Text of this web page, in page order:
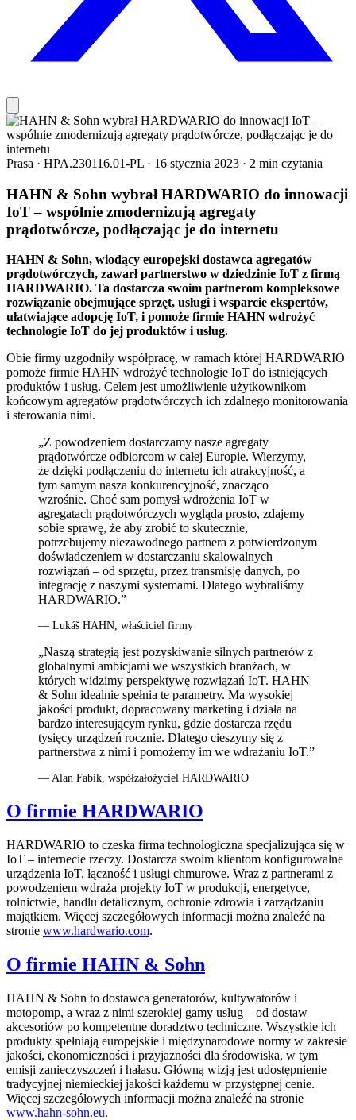
Prasa · HPA.230116.01-PL · 16 stycznia 2023 · 2 min czytania
HAHN & Sohn wybrał HARDWARIO do innowacji
IoT – wspólnie zmodernizują agregaty
prądotwórcze, podłączając je do internetu
HAHN & Sohn, wiodący europejski dostawca agregatów
prądotwórczych, zawarł partnerstwo w dziedzinie IoT z firmą
HARDWARIO. Ta dostarcza swoim partnerom kompleksowe
rozwiązanie obejmujące sprzęt, usługi i wsparcie ekspertów,
ułatwiające adopcję IoT, i pomoże firmie HAHN wdrożyć
technologie IoT do jej produktów i usług.
Obie firmy uzgodniły współpracę, w ramach której HARDWARIO
pomoże firmie HAHN wdrożyć technologie IoT do istniejących
produktów i usług. Celem jest umożliwienie użytkownikom
końcowym agregatów prądotwórczych ich zdalnego monitorowania
i sterowania nimi.
„Z powodzeniem dostarczamy nasze agregaty
prądotwórcze odbiorcom w całej Europie. Wierzymy,
że dzięki podłączeniu do internetu ich atrakcyjność, a
tym samym nasza konkurencyjność, znacząco
wzrośnie. Choć sam pomysł wdrożenia IoT w
agregatach prądotwórczych wygląda prosto, zdajemy
sobie sprawę, że aby zrobić to skutecznie,
potrzebujemy niezawodnego partnera z potwierdzonym
doświadczeniem w dostarczaniu skalowalnych
rozwiązań – od sprzętu, przez transmisję danych, po
integrację z naszymi systemami. Dlatego wybraliśmy
HARDWARIO.”
— Lukáš HAHN, właściciel firmy
„Naszą strategią jest pozyskiwanie silnych partnerów z
globalnymi ambicjami we wszystkich branżach, w
których widzimy perspektywę rozwiązań IoT. HAHN
& Sohn idealnie spełnia te parametry. Ma wysokiej
jakości produkt, dopracowany marketing i działa na
bardzo interesującym rynku, gdzie dostarcza rzędu
tysięcy urządzeń rocznie. Dlatego cieszymy się z
partnerstwa z nimi i pomożemy im we wdrażaniu IoT.”
— Alan Fabik, współzałożyciel HARDWARIO
O firmie HARDWARIO
HARDWARIO to czeska firma technologiczna specjalizująca się w
IoT – internecie rzeczy. Dostarcza swoim klientom konfigurowalne
urządzenia IoT, łączność i usługi chmurowe. Wraz z partnerami z
powodzeniem wdraża projekty IoT w produkcji, energetyce,
rolnictwie, handlu detalicznym, ochronie zdrowia i zarządzaniu
majątkiem. Więcej szczegółowych informacji można znaleźć na
stronie www.hardwario.com.
O firmie HAHN & Sohn
HAHN & Sohn to dostawca generatorów, kultywatorów i
motopomp, a wraz z nimi szerokiej gamy usług – od dostaw
akcesoriów po kompetentne doradztwo techniczne. Wszystkie ich
produkty spełniają europejskie i międzynarodowe normy w zakresie
jakości, ekonomiczności i przyjazności dla środowiska, w tym
emisji zanieczyszczeń i hałasu. Główną wizją jest udostępnienie
tradycyjnej niemieckiej jakości każdemu w przystępnej cenie.
Więcej szczegółowych informacji można znaleźć na stronie
www.hahn-sohn.eu.